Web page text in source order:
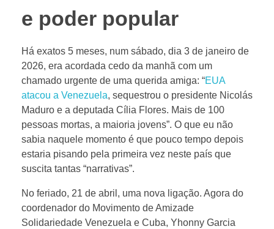
e poder popular
Há exatos 5 meses, num sábado, dia 3 de janeiro de
2026, era acordada cedo da manhã com um
chamado urgente de uma querida amiga: “EUA
atacou a Venezuela, sequestrou o presidente Nicolás
Maduro e a deputada Cília Flores. Mais de 100
pessoas mortas, a maioria jovens”. O que eu não
sabia naquele momento é que pouco tempo depois
estaria pisando pela primeira vez neste país que
suscita tantas “narrativas”.
No feriado, 21 de abril, uma nova ligação. Agora do
coordenador do Movimento de Amizade
Solidariedade Venezuela e Cuba, Yhonny Garcia